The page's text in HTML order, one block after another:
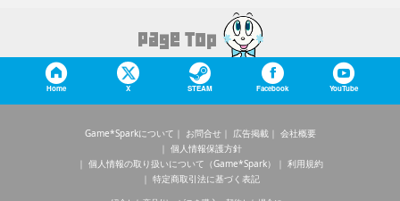
Home X STEAM Facebook YouTube
Game*Sparkについて お問合せ 広告掲載
会社概要
個人情報保護方針
個人情報の取り扱いについて（Game*Spark）
利用規約
特定商取引法に基づく表記